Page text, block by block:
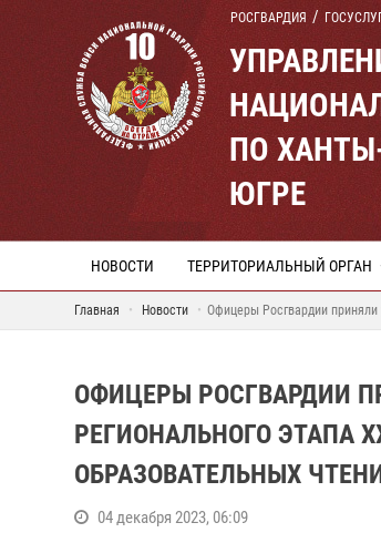
РОСГВАРДИЯ
ПО
ЮГРЕ
НОВОСТИ ТЕРРИТОРИАЛЬНЫЙ ОРГАН
Главная Новости Офицеры Росгвардии приняли
ОФИЦЕРЫ РОСГВАРДИИ
РЕГИОНАЛЬНОГО ЭТАПА
ОБРАЗОВАТЕЛЬНЫХ
04 декабря 2023, 06:09